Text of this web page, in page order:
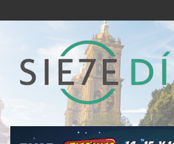
al
Semanario 7 Días